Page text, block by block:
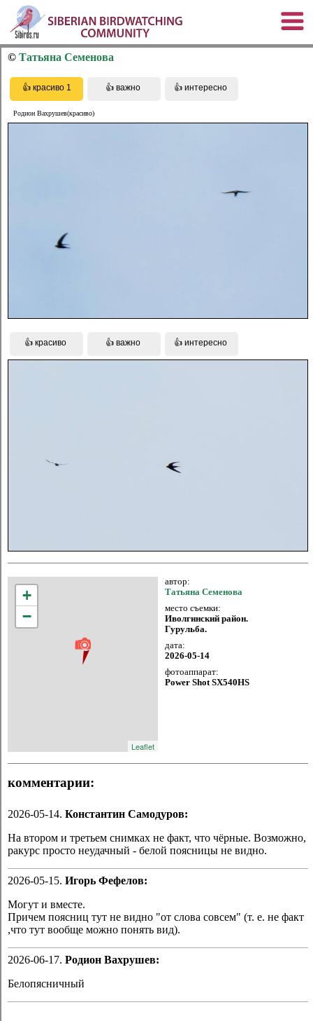
© Татьяна Семенова
Родион Вахрушев(красиво)
+
−
Leaflet
автор:
Татьяна Семенова
место съемки:
Иволгинский район.
Гурульба.
дата:
2026-05-14
фотоаппарат:
Power Shot SX540HS
комментарии:
2026-05-14. Константин Самодуров:
На втором и третьем снимках не факт, что чёрные. Возможно,
ракурс просто неудачный - белой поясницы не видно.
2026-05-15. Игорь Фефелов:
Могут и вместе.
Причем поясниц тут не видно "от слова совсем" (т. е. не факт
,что тут вообще можно понять вид).
2026-06-17. Родион Вахрушев:
Белопясничный